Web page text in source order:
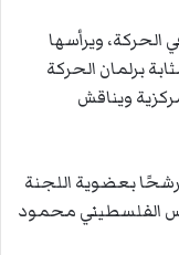
الحركة، ويرأسها
برلمان الحركة
ويناقش
النتائج الرسمية للمؤتمر فوز 18 مرشحًا بعضوية اللجنة
الفلسطيني محمود